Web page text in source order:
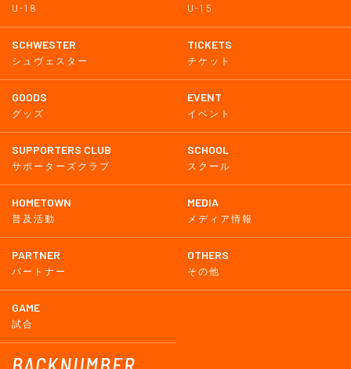
U-18 U-15
SCHWESTER
シュヴェスター
TICKETS
チケット
GOODS
グッズ
EVENT
イベント
SUPPORTERS CLUB
サポーターズクラブ
SCHOOL
スクール
HOMETOWN
普及活動
MEDIA
メディア情報
PARTNER
パートナー
OTHERS
その他
GAME
試合